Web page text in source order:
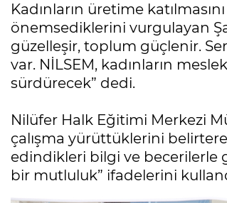
Kadınların üretime
önemsediklerini vurgulayan
güzelleşir, toplum güçlenir.
var. NİLSEM, kadınların
sürdürecek” dedi.
Nilüfer Halk Eğitimi Merkezi
çalışma yürüttüklerini
edindikleri bilgi ve becerilerle
bir mutluluk” ifadelerini